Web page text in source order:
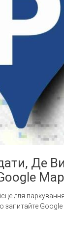
Де
для
запитайте